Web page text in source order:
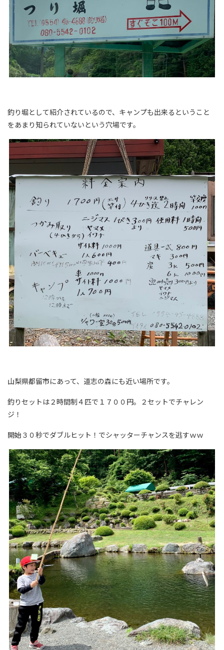
釣り堀として紹介されているので、キャンプも出来るということ
をあまり知られていないという穴場です。
山梨県都留市にあって、道志の森にも近い場所です。
釣りセットは２時間制４匹で１７００円。２セットでチャレン
ジ！
開始３０秒でダブルヒット！でシャッターチャンスを逃すｗｗ